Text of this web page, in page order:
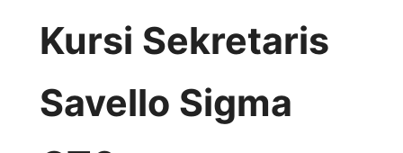
Kursi Sekretaris
Savello Sigma